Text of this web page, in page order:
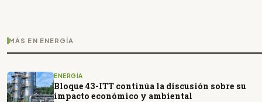
MÁS EN ENERGÍA
ENERGÍA
Bloque 43-ITT continúa la discusión sobre su
impacto económico y ambiental